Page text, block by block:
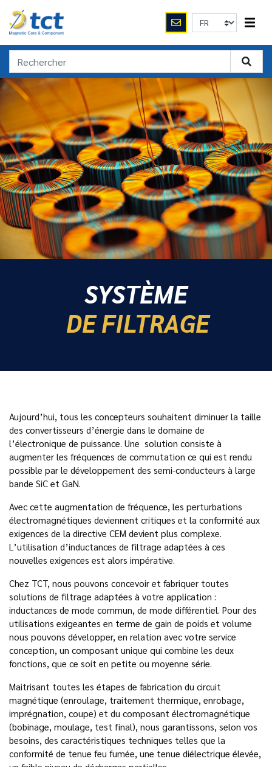
SYSTÈME
DE FILTRAGE
Aujourd’hui, tous les concepteurs souhaitent diminuer la taille
des convertisseurs d’énergie dans le domaine de
l’électronique de puissance. Une solution consiste à
augmenter les fréquences de commutation ce qui est rendu
possible par le développement des semi-conducteurs à large
bande SiC et GaN.
Avec cette augmentation de fréquence, les perturbations
électromagnétiques deviennent critiques et la conformité aux
exigences de la directive CEM devient plus complexe.
L’utilisation d’inductances de filtrage adaptées à ces
nouvelles exigences est alors impérative.
Chez TCT, nous pouvons concevoir et fabriquer toutes
solutions de filtrage adaptées à votre application :
inductances de mode commun, de mode différentiel. Pour des
utilisations exigeantes en terme de gain de poids et volume
nous pouvons développer, en relation avec votre service
conception, un composant unique qui combine les deux
fonctions, que ce soit en petite ou moyenne série.
Maitrisant toutes les étapes de fabrication du circuit
magnétique (enroulage, traitement thermique, enrobage,
imprégnation, coupe) et du composant électromagnétique
(bobinage, moulage, test final), nous garantissons, selon vos
besoins, des caractéristiques techniques telles que la
conformité de tenue feu fumée, une tenue diélectrique élevée,